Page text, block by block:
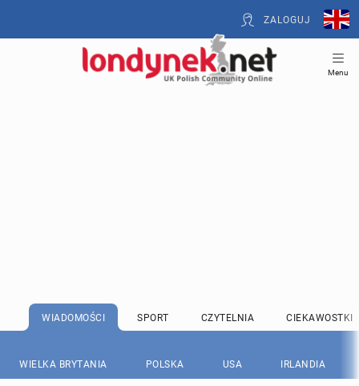
ZALOGUJ
Menu
WIADOMOŚCI SPORT CZYTELNIA CIEKAWOSTKI
WIELKA BRYTANIA POLSKA USA IRLANDIA